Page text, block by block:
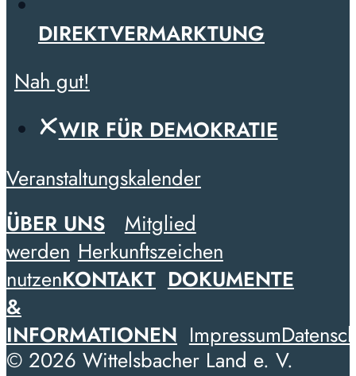
DIREKTVERMARKTUNG
Nah gut!
WIR FÜR DEMOKRATIE
Veranstaltungskalender
ÜBER UNS
Mitglied
werden Herkunftszeichen
nutzenKONTAKT DOKUMENTE
&
INFORMATIONEN Impressum
© 2026 Wittelsbacher Land e. V.